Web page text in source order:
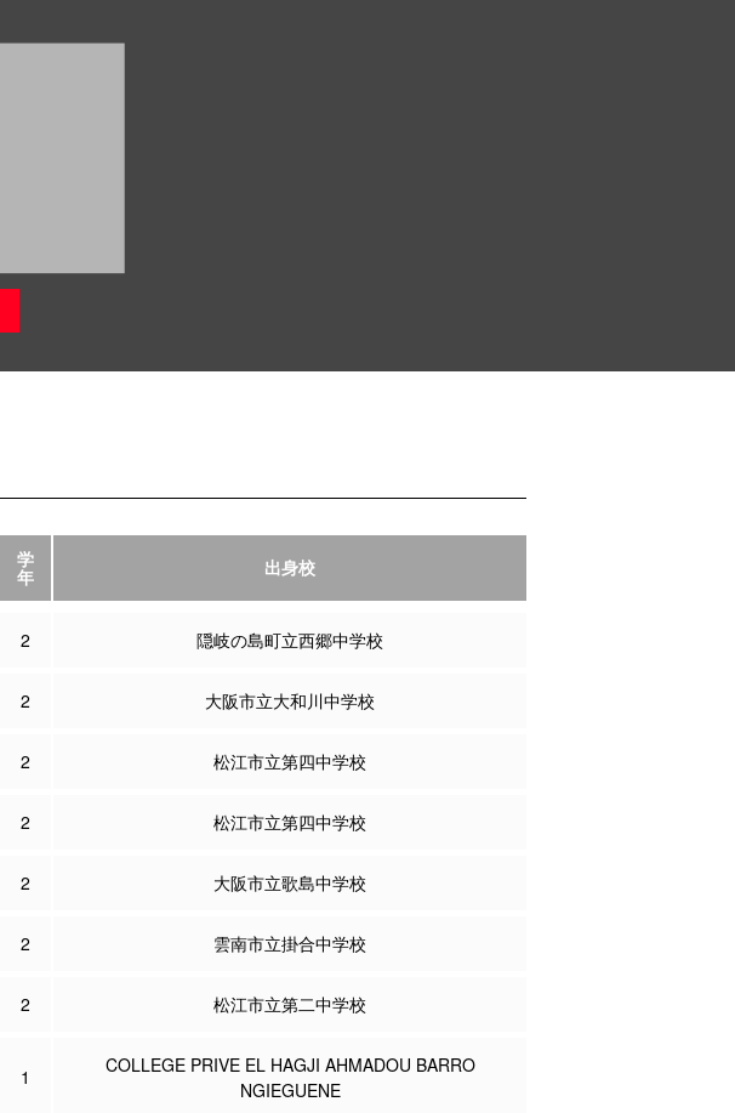
学
年 出身校
2 隠岐の島町立西郷中学校
2 大阪市立大和川中学校
2 松江市立第四中学校
2 松江市立第四中学校
2 大阪市立歌島中学校
2 雲南市立掛合中学校
2 松江市立第二中学校
1
COLLEGE PRIVE EL HAGJI AHMADOU BARRO
NGIEGUENE